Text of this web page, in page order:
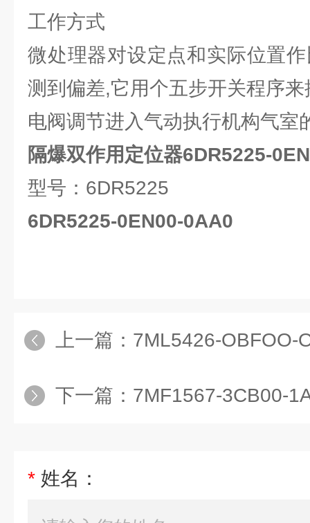
工作方式
微处理器对设定点和实际位置
测到偏差,它用个五步开关程序
电阀调节进入气动执行机构气室
隔爆双作用定位器6DR5225-
型号：6DR5225
6DR5225-0EN00-0AA0
上一篇： 7ML5426-OBFOO-
下一篇： 7MF1567-3CB00-
* 姓名：